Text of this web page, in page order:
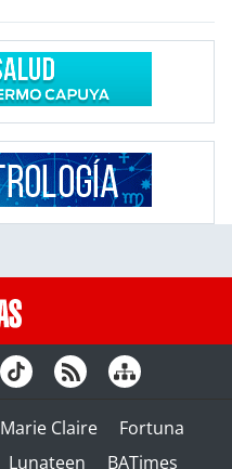
Marie Claire
Fortuna
Lunateen BATimes